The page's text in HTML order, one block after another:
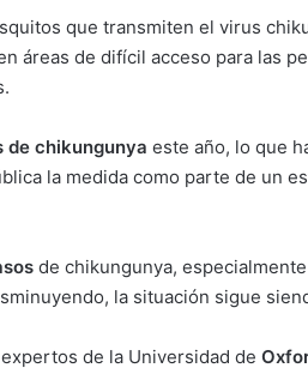
que transmiten el virus
áreas de difícil acceso para las
de chikungunya este año, lo que
la medida como parte de un
de chikungunya,
la situación sigue
de la Universidad de